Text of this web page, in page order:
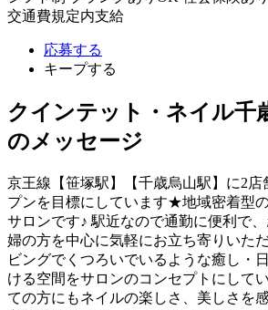
交通費規定内支給
応募する
キープする
クインテット・ネイル千
のメッセージ
京王線【笹塚駅】【千歳烏山駅】に2店
プンを目標にしています★地域密着型
サロンです♪ 駅近なので通勤に便利で
婦の方を中心に気軽にお立ち寄りいた
ビングでくつろいでいるような癒し・
ける空間をサロンのコンセプトにして
ての方にもネイルの楽しさ、美しさを